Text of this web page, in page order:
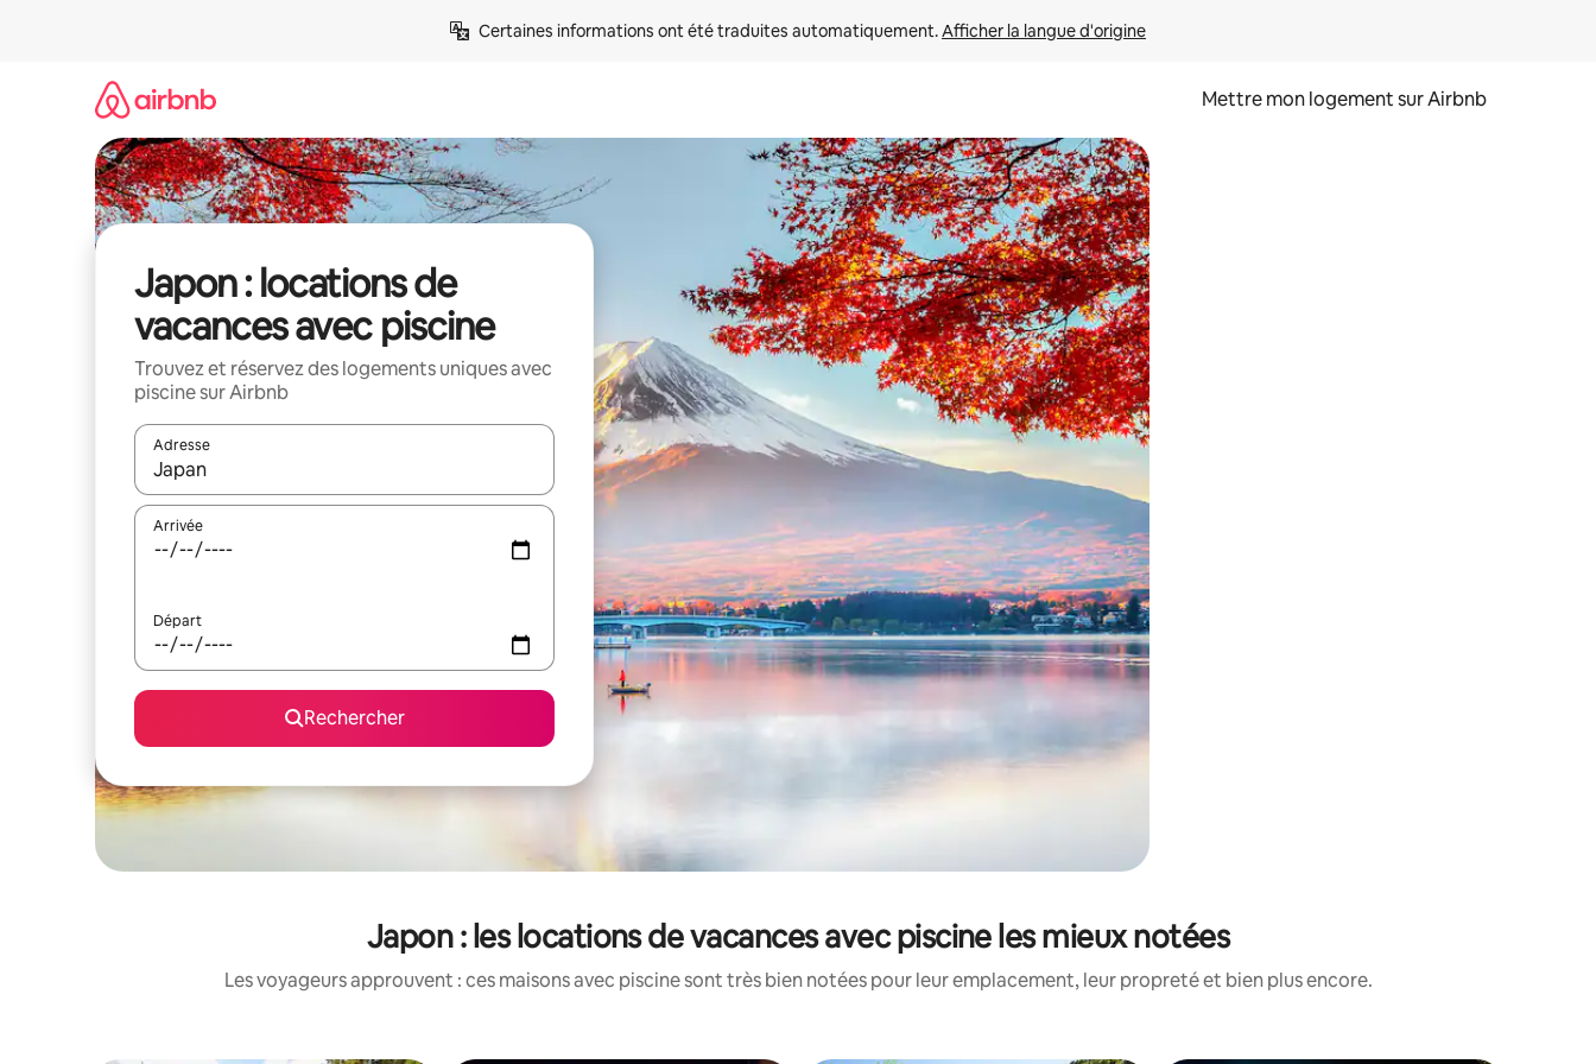
Certaines informations ont été traduites automatiquement. Afficher la langue d'origine
Mettre mon logement sur Airbnb
Japon : locations de
vacances avec piscine
Trouvez et réservez des logements uniques avec
piscine sur Airbnb
Adresse
Lorsque les résultats s'affichent, utilisez les flèches vers le haut et vers le bas pour les parcourir ou en appuyant et en faisant glisser.
Arrivée
Départ
Rechercher
Japon : les locations de vacances avec piscine les mieux notées
Les voyageurs approuvent : ces maisons avec piscine sont très bien notées pour leur emplacement, leur propreté et bien plus encore.